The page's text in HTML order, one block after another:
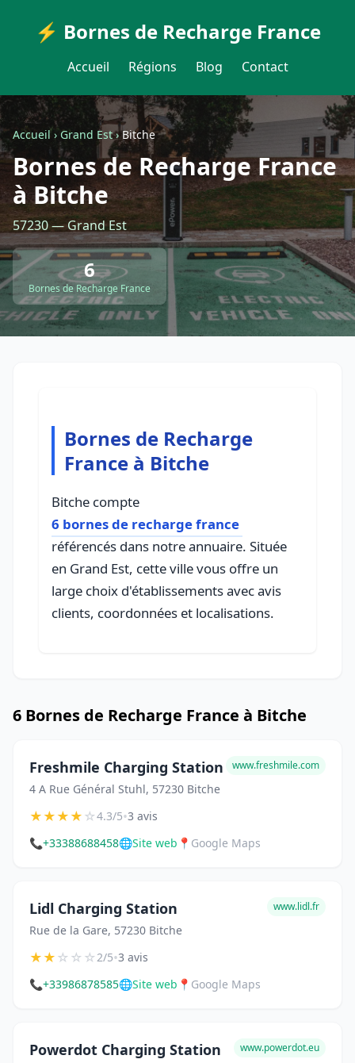
⚡ Bornes de Recharge France
Accueil Régions Blog Contact
Accueil›Grand Est›Bitche
Bornes de Recharge France
à Bitche
57230 — Grand Est
6
Bornes de Recharge France
Bornes de Recharge
France à Bitche
Bitche compte
6 bornes de recharge france
référencés dans notre annuaire. Située
en Grand Est, cette ville vous offre un
large choix d'établissements avec avis
clients, coordonnées et localisations.
6 Bornes de Recharge France à Bitche
Freshmile Charging Station
4 A Rue Général Stuhl, 57230 Bitche
www.freshmile.com
★★★★☆4.3/5•3 avis
📞+33388688458🌐Site web 📍 Google Maps
Lidl Charging Station
Rue de la Gare, 57230 Bitche
www.lidl.fr
★★☆☆☆2/5•3 avis
📞+33986878585🌐Site web 📍 Google Maps
Powerdot Charging Station www.powerdot.eu